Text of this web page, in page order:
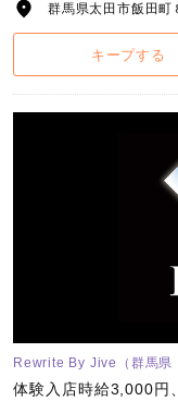
群馬県太田市飯田
キープする
Rewrite By Jive（群馬県
体験入店時給3,000円